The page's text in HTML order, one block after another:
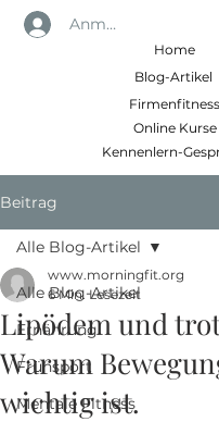
Home
Anmelden
Blog-Artikel
Firmenfitness
Online Kurse
Kennenlern-
Beitrag
Alle Blog-Artikel
Ernährung
Frühsport
Mentale Fitness
Alle Blog-Artikel
Lipödem und
Warum
wichtig ist.
www.morningfit.org
6 Min. Lesezeit